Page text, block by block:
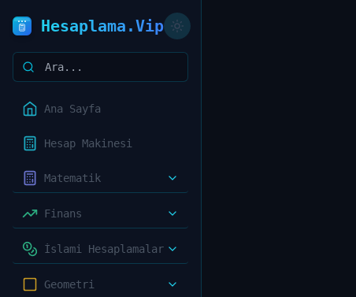
Hesaplama.Vip
Ana Sayfa
Hesap Makinesi
Matematik
Finans
İslami Hesaplamalar
Geometri